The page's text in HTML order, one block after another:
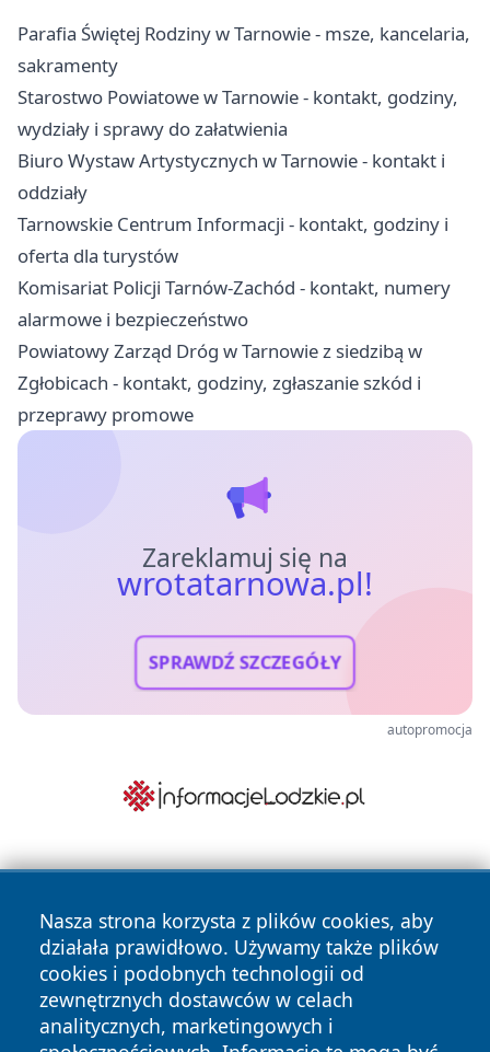
Parafia Świętej Rodziny w Tarnowie - msze, kancelaria,
sakramenty
Starostwo Powiatowe w Tarnowie - kontakt, godziny,
wydziały i sprawy do załatwienia
Biuro Wystaw Artystycznych w Tarnowie - kontakt i
oddziały
Tarnowskie Centrum Informacji - kontakt, godziny i
oferta dla turystów
Komisariat Policji Tarnów-Zachód - kontakt, numery
alarmowe i bezpieczeństwo
Powiatowy Zarząd Dróg w Tarnowie z siedzibą w
Zgłobicach - kontakt, godziny, zgłaszanie szkód i
przeprawy promowe
Zareklamuj się na
wrotatarnowa.pl!
SPRAWDŹ SZCZEGÓŁY
autopromocja
Nasza strona korzysta z plików cookies, aby
działała prawidłowo. Używamy także plików
cookies i podobnych technologii od
zewnętrznych dostawców w celach
analitycznych, marketingowych i
Copyright © 2026 wrotatarnowa.pl Wszystkie prawa
zastrzeżone.